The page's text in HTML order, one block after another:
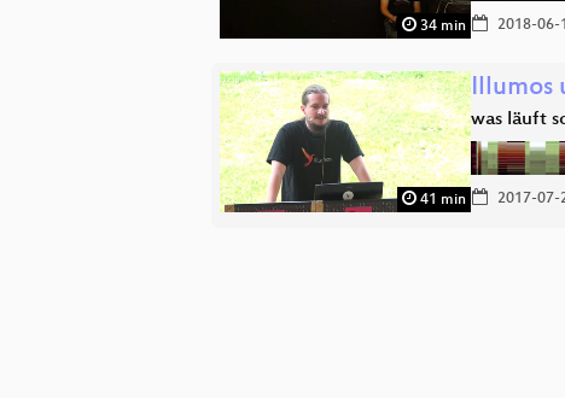
34 min 2018-06-
41 min
Illumos
was läuft
2017-07-